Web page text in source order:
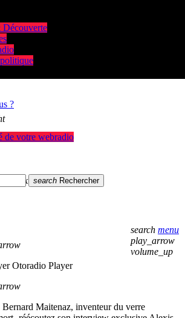
skip_next
Otoradio Player
Maitenaz, inventeur du verre
?
de votre webradio
search menu
play_arrow
volume_up
search Rechercher